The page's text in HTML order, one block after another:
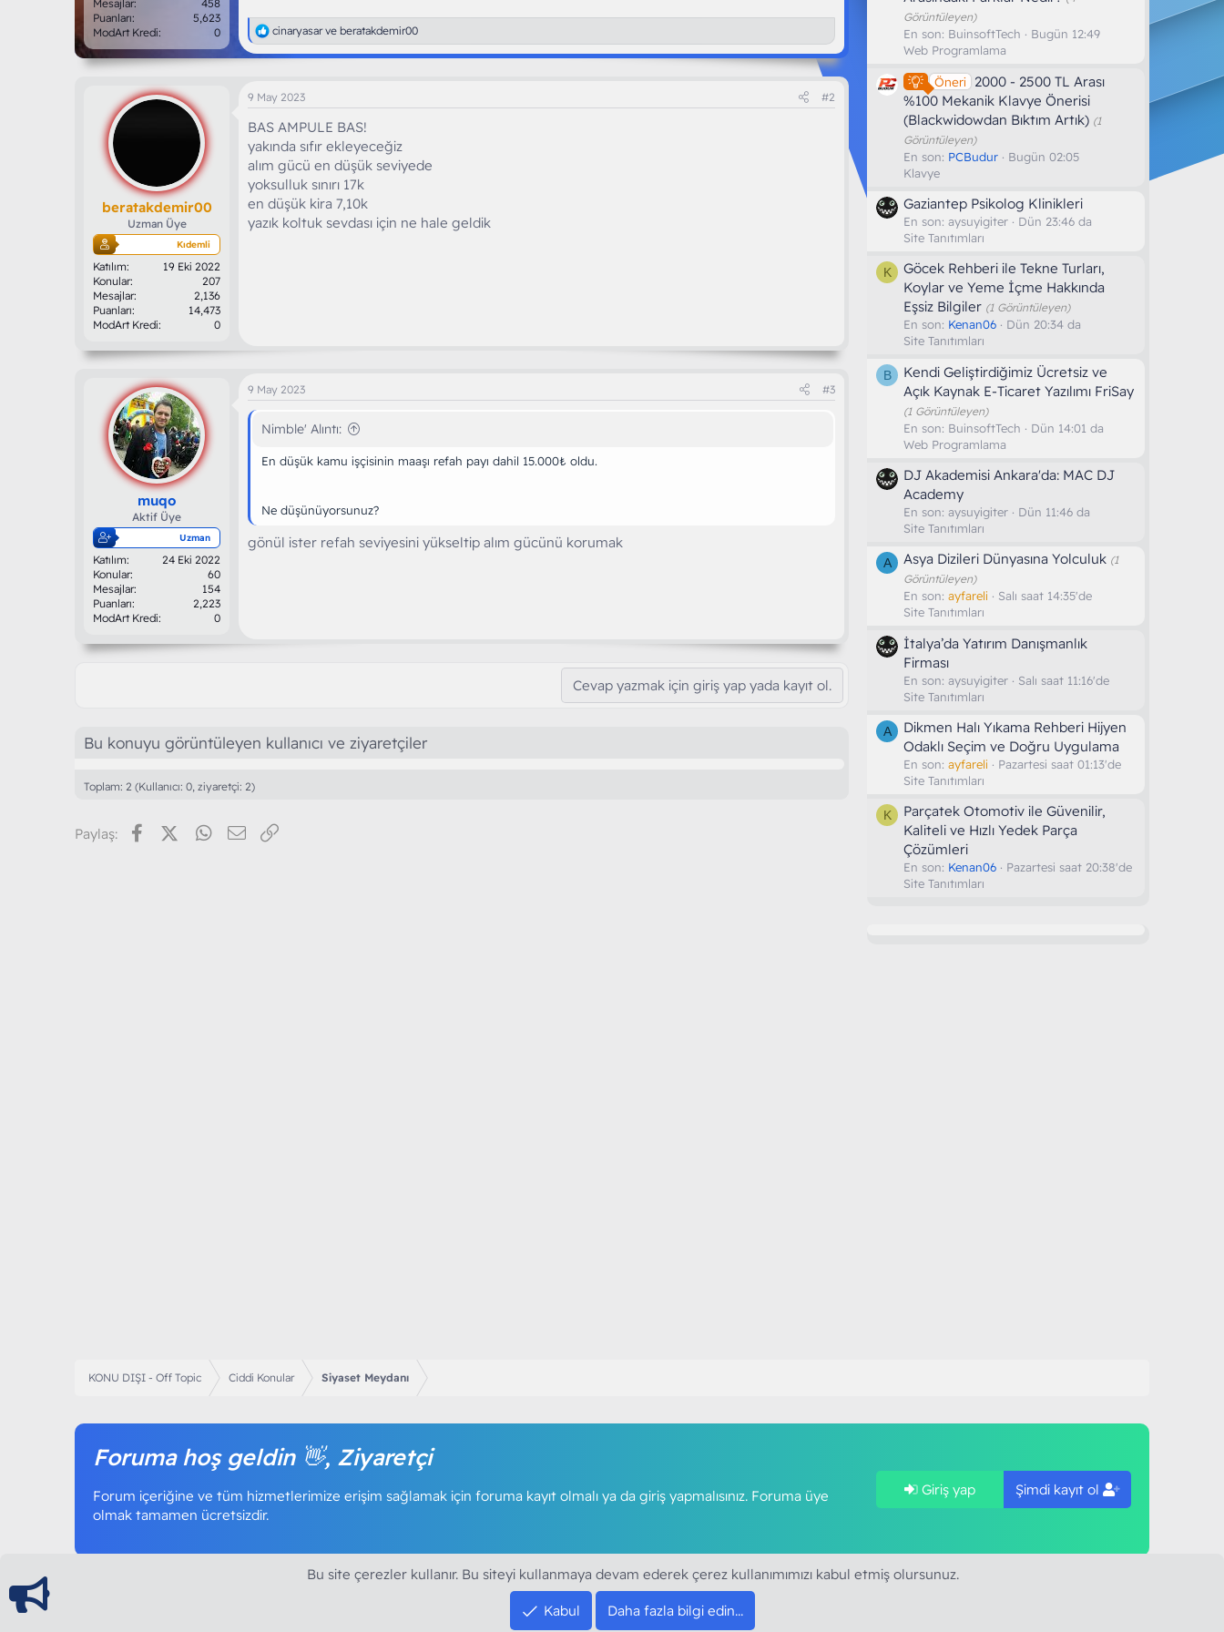
Mesajlar
458
Puanları
5,623
ModArt Kredi
0
T
e
p
l
r
:
cinaryasarve beratakdemir00
beratakdemir00
Uzman Üye
Kıdemli
Katılım
19 Eki 2022
Konular
207
Mesajlar
2,136
Puanları
14,473
ModArt Kredi
0
9 May 2023 #2
BAS AMPULE BAS!
yakında sıfır ekleyeceğiz
alım gücü en düşük seviyede
yoksulluk sınırı 17k
en düşük kira 7,10k
yazık koltuk sevdası için ne hale geldik
muqo
Aktif Üye
Uzman
Katılım
24 Eki 2022
Konular
60
Mesajlar
154
Puanları
2,223
ModArt Kredi
0
9 May 2023 #3
Nimble' Alıntı:
En düşük kamu işçisinin maaşı refah payı dahil 15.000₺ oldu.
Ne düşünüyorsunuz?
gönül ister refah seviyesini yükseltip alım gücünü korumak
Cevap yazmak için giriş yap yada kayıt ol.
Bu konuyu görüntüleyen kullanıcı ve ziyaretçiler
Toplam: 2 (Kullanıcı: 0, ziyaretçi: 2)
Paylaş: FacebookX (Twitter)WhatsApp
E-posta
Görüntüleyen)
En son: BuinsoftTech
Bugün 12:49
Web Programlama
Öneri
2000 - 2500 TL Arası
%100 Mekanik Klavye Önerisi
(Blackwidowdan Bıktım Artık) (1
Görüntüleyen)
En son: PCBudur
Bugün 02:05
Klavye
Gaziantep Psikolog Klinikleri
En son: aysuyigiter
Dün 23:46 da
Site Tanıtımları
K
Göcek Rehberi ile Tekne Turları,
Koylar ve Yeme İçme Hakkında
Eşsiz Bilgiler (1 Görüntüleyen)
En son: Kenan06
Dün 20:34 da
Site Tanıtımları
B
Kendi Geliştirdiğimiz Ücretsiz ve
Açık Kaynak E-Ticaret Yazılımı FriSay
(1 Görüntüleyen)
En son: BuinsoftTech
Dün 14:01 da
Web Programlama
DJ Akademisi Ankara'da: MAC DJ
Academy
En son: aysuyigiter
Dün 11:46 da
Site Tanıtımları
A Asya Dizileri Dünyasına Yolculuk (1
Görüntüleyen)
En son: ayfareli
Salı saat 14:35'de
Site Tanıtımları
İtalya’da Yatırım Danışmanlık
Firması
En son: aysuyigiter
Salı saat 11:16'de
Site Tanıtımları
A
Dikmen Halı Yıkama Rehberi Hijyen
Odaklı Seçim ve Doğru Uygulama
En son: ayfareli
Pazartesi saat 01:13'de
Site Tanıtımları
K
Parçatek Otomotiv ile Güvenilir,
Kaliteli ve Hızlı Yedek Parça
Çözümleri
En son: Kenan06
Pazartesi saat 20:38'de
Site Tanıtımları
KONU DIŞI - Off Topic Ciddi Konular Siyaset Meydanı
Foruma hoş geldin 👋, Ziyaretçi
Forum içeriğine ve tüm hizmetlerimize erişim sağlamak için foruma kayıt olmalı ya da giriş yapmalısınız. Foruma üye
olmak tamamen ücretsizdir.
Giriş yap Şimdi kayıt ol
Bu site çerezler kullanır. Bu siteyi kullanmaya devam ederek çerez kullanımımızı kabul etmiş olursunuz.
Kabul Daha fazla bilgi edin…